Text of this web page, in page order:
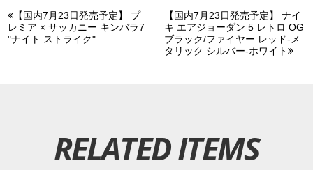
【国内7月23日発売予定】 プ
レミア × サッカニー キンバラ7
"ナイト ストライク"
【国内7月23日発売予定】 ナイ
キ エアジョーダン 5 レトロ OG
ブラック/ファイヤー レッド-メ
タリック シルバー-ホワイト
RELATED ITEMS